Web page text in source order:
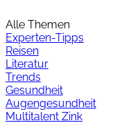
Alle Themen
Experten-Tipps
Reisen
Literatur
Trends
Gesundheit
Augengesundheit
Multitalent Zink